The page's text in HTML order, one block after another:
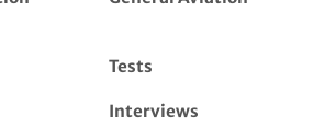
Tests
Interviews